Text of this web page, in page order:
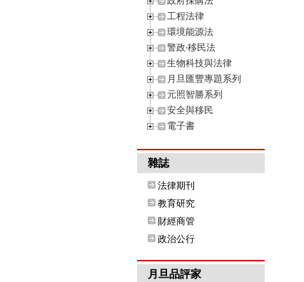
工程法律
環境能源法
警政‧移民法
生物科技與法律
月旦匯豐專題系列
元照智勝系列
安全與移民
電子書
雜誌
法律期刊
教育研究
財經商管
政治公行
月旦品評家